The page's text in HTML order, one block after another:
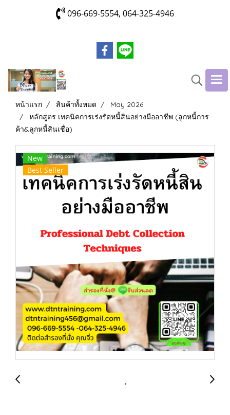
096-669-5554, 064-325-4946
หน้าแรก สินค้าทั้งหมด
May 2026
หลักสูตร เทคนิคการเร่งรัดหนี้สินอย่างมืออาชีพ (ลูกหนี้การ
ค้า&ลูกหนี้สินเชื่อ)
New
Best Seller